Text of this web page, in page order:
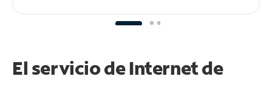
El servicio de Internet de